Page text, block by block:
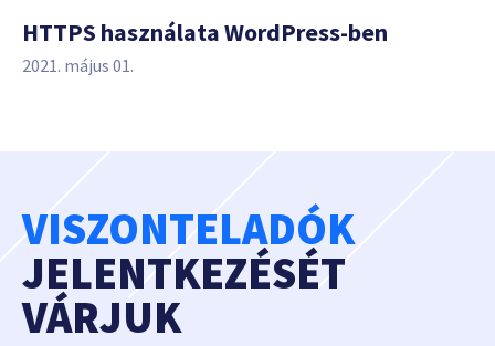
HTTPS használata WordPress-ben
2021. május 01.
VISZONTELADÓK
JELENTKEZÉSÉT
VÁRJUK